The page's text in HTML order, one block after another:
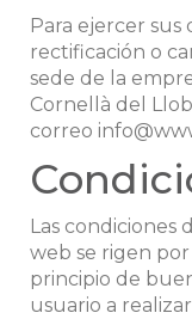
Para ejercer sus
rectificación o
sede de la
Cornellà del
correo
Las condiciones
web se rigen
principio de
usuario a